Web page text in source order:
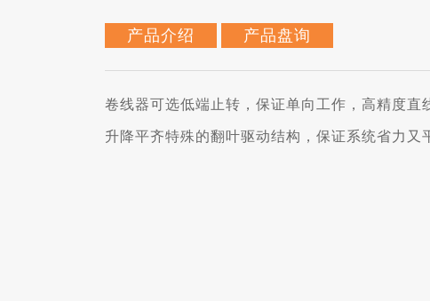
产品介绍 产品盘询
卷线器可选低端止转，保证单向工作，高精度直
升降平齐特殊的翻叶驱动结构，保证系统省力又